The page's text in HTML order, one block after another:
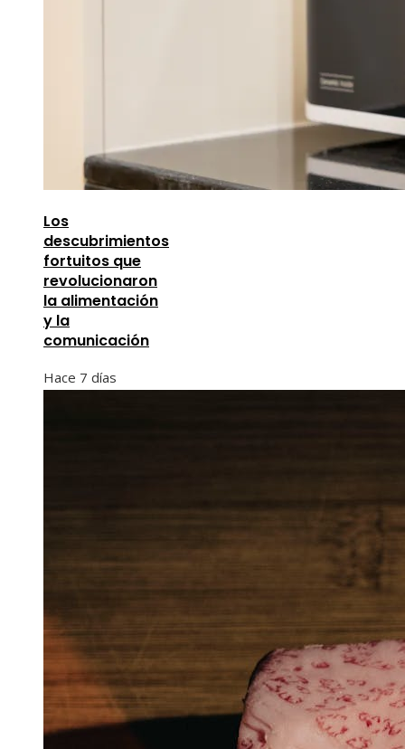
Los
descubrimientos
fortuitos que
revolucionaron
la alimentación
y la
comunicación
Hace 7 días